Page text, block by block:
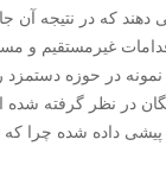
که در نتیجه آن
غیرمستقیم و
در حوزه دستمزد
در نظر گرفته
پیشی داده شده چرا